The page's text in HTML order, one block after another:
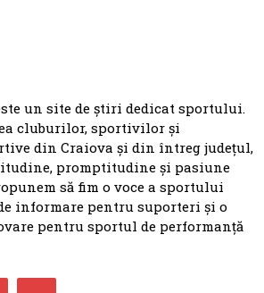
un site de știri dedicat sportului.
cluburilor, sportivilor și
din Craiova și din întreg județul,
promptitudine și pasiune
să fim o voce a sportului
informare pentru suporteri și o
pentru sportul de performanță